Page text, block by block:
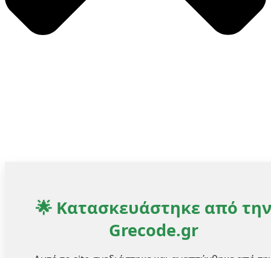
🌟 Κατασκευάστηκε από την
Grecode.gr